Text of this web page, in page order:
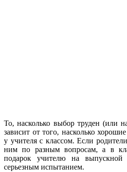
То, насколько выбор труден (или
зависит от того, насколько
у учителя с классом. Если
ним по разным вопросам, а в
подарок учителю на
серьезным испытанием.